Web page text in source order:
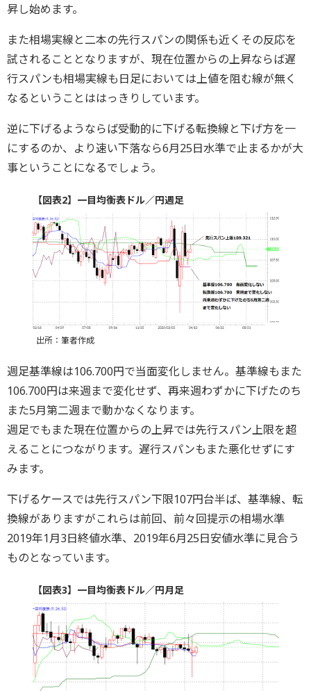
昇し始めます。
また相場実線と二本の先行スパンの関係も近くその反応を
試されることとなりますが、現在位置からの上昇ならば遅
行スパンも相場実線も日足においては上値を阻む線が無く
なるということははっきりしています。
逆に下げるようならば受動的に下げる転換線と下げ方を一
にするのか、より速い下落なら6月25日水準で止まるかが大
事ということになるでしょう。
【図表2】一目均衡表ドル／円週足
出所：筆者作成
週足基準線は106.700円で当面変化しません。基準線もまた
106.700円は来週まで変化せず、再来週わずかに下げたのち
また5月第二週まで動かなくなります。
週足でもまた現在位置からの上昇では先行スパン上限を超
えることにつながります。遅行スパンもまた悪化せずにす
みます。
下げるケースでは先行スパン下限107円台半ば、基準線、転
換線がありますがこれらは前回、前々回提示の相場水準
2019年1月3日終値水準、2019年6月25日安値水準に見合う
ものとなっています。
【図表3】一目均衡表ドル／円月足